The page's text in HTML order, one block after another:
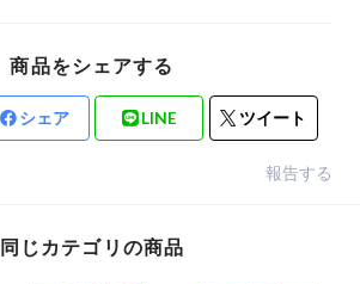
商品をシェアする
シェア LINE ツイート
報告する
同じカテゴリの商品